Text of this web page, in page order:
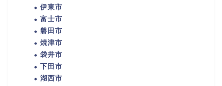
伊東市
富士市
磐田市
焼津市
袋井市
下田市
湖西市